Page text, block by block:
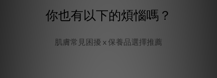
你也有以下的煩惱嗎？
肌膚常見困擾 x 保養品選擇推薦